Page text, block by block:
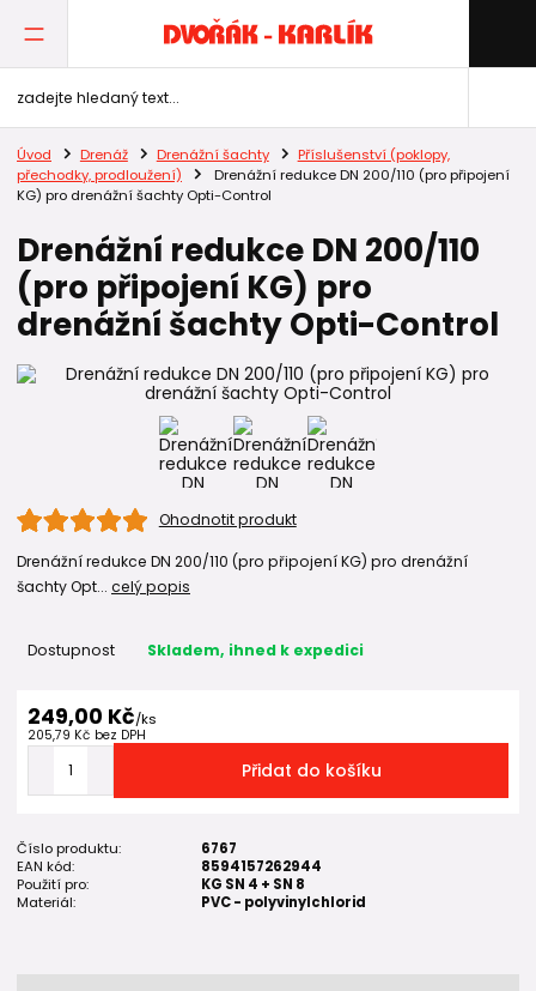
Úvod Drenáž Drenážní šachty
Příslušenství (poklopy,
přechodky, prodloužení)
Drenážní redukce DN 200/110 (pro připojení
KG) pro drenážní šachty Opti-Control
Drenážní redukce DN 200/110
(pro připojení KG) pro
drenážní šachty Opti-Control
Ohodnotit produkt
Drenážní redukce DN 200/110 (pro připojení KG) pro drenážní
šachty Opt... celý popis
Dostupnost Skladem, ihned k expedici
249,00 Kč/ks
205,79 Kč bez DPH
Přidat do košíku
Číslo produktu:
6767
EAN kód:
8594157262944
Použití pro:
KG SN 4 + SN 8
Materiál:
PVC - polyvinylchlorid